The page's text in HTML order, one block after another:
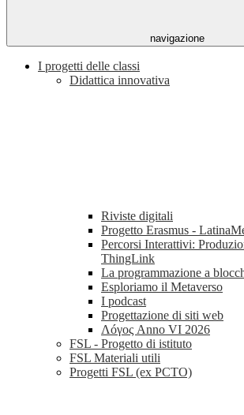
navigazione
I progetti delle classi
Didattica innovativa
Riviste digitali
Progetto Erasmus -
Percorsi Interattivi:
ThingLink
La programmazione a
Esploriamo il Metaverso
I podcast
Progettazione di siti web
Λóγος Anno VI 2026
FSL - Progetto di istituto
FSL Materiali utili
Progetti FSL (ex PCTO)